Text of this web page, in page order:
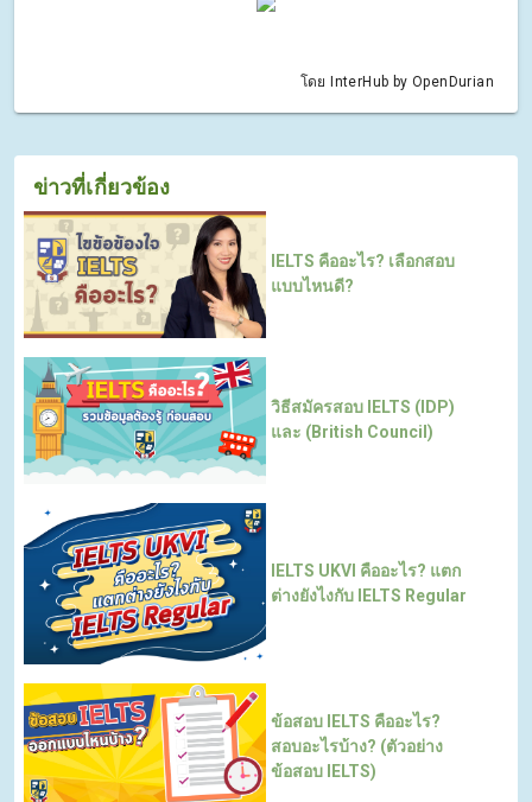
โดย InterHub by OpenDurian
ข่าวที่เกี่ยวข้อง
IELTS คืออะไร? เลือกสอบ
แบบไหนดี?
วิธีสมัครสอบ IELTS (IDP)
และ (British Council)
IELTS UKVI คืออะไร? แตก
ต่างยังไงกับ IELTS Regular
ข้อสอบ IELTS คืออะไร?
สอบอะไรบ้าง? (ตัวอย่าง
ข้อสอบ IELTS)